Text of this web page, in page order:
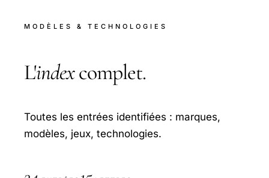
MODÈLES & TECHNOLOGIES
L'indexcomplet.
Toutes les entrées identifiées : marques,
modèles, jeux, technologies.